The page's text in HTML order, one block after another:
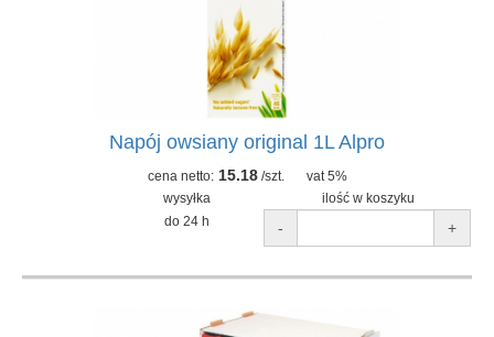
Napój owsiany original 1L Alpro
cena netto: 15.18/szt.
vat 5%
wysyłka
ilość w koszyku
do 24 h
- +